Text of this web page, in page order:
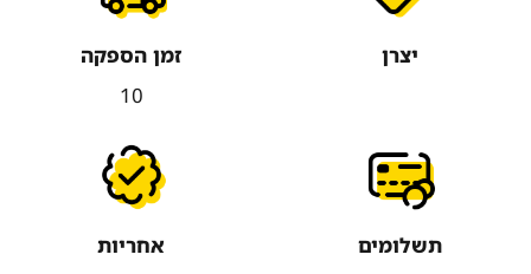
יצרן
זמן הספקה
10
תשלומים
אחריות